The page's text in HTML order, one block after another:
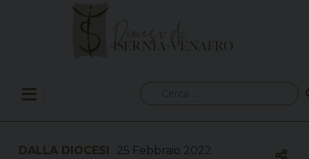
per:
DALLA DIOCESI 25 Febbraio 2022